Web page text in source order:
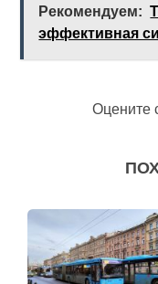
Рекомендуем:
эффективная
Оцените